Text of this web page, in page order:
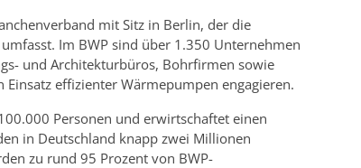
mit Sitz in Berlin, der die
Im BWP sind über 1.350 Unternehmen
und Architekturbüros, Bohrfirmen sowie
effizienter Wärmepumpen engagieren.
Personen und erwirtschaftet einen
in Deutschland knapp zwei Millionen
zu rund 95 Prozent von BWP-